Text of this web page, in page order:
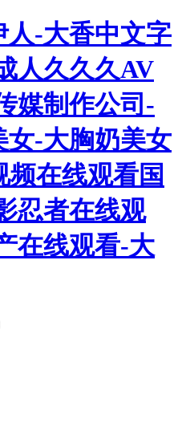
人-大香中文字
人久久久AV
媒制作公司-
女-大胸奶美女
在线观看国
忍者在线观
在线观看-大